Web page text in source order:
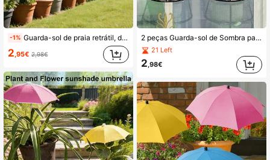
4,78 3.1K Seguidores
3.1K Seguidores
4,78 3.1K Seguidores
4,78 3.1K Seguidores
-1% Guarda-sol de praia retrátil, dupla função para sombreamento de plantas, com estaca para ajuste de altura, evita queimaduras solares nas plantas, portátil para atividades ao ar livre, caminhadas e acampamentos.
2 ,95€ 2,98€
2 peças Guarda-sol de Sombra para Plantas de Exterior, Guarda-sol de Proteção para Plantas, Design de Proteção Solar e Isolamento Térmico, Disponível em Diferentes Tamanhos, Prático para Cuidar de Plantas Altas e Baixas, Sombra e Cobertura de Chuva para Jardim em Vaso, Sombra e Cobertura de Chuva para Flores e Legumes de Jardim - Adequado para Plantas de Exterior, Decoração de Jardim de Exterior, Ventilador, Decoração de Quarto, Presente para Professor, Decoração de Casamento, Acessório de Feriado, Mobiliário de Jardim, Jardim, DIY, Decoração de Quarto, Decoração de Cozinha, Essencial de Dormitório, Arrecadação, Essencial de Viagem, Artigos para Despedida de Solteiro, Decoração de Casa
21 Left
2 ,98€